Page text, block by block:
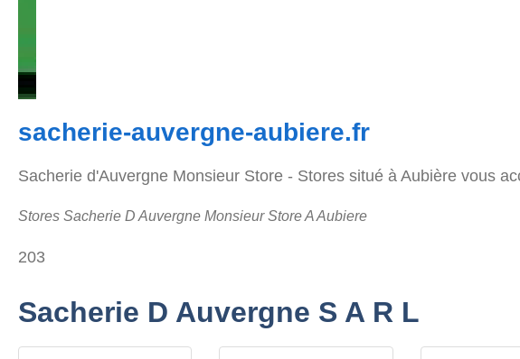
sacherie-auvergne-aubiere.fr
Sacherie d'Auvergne Monsieur Store - Stores situé à Aubière vous
Stores Sacherie D Auvergne Monsieur Store A Aubiere
203
Sacherie D Auvergne S A R L